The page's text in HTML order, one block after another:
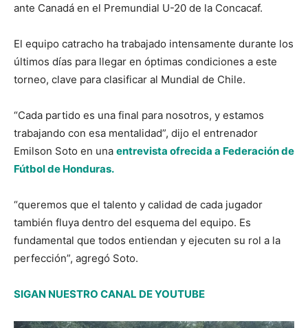
ante Canadá en el Premundial U-20 de la Concacaf.
El equipo catracho ha trabajado intensamente durante los
últimos días para llegar en óptimas condiciones a este
torneo, clave para clasificar al Mundial de Chile.
“Cada partido es una final para nosotros, y estamos
trabajando con esa mentalidad”, dijo el entrenador
Emilson Soto en una entrevista ofrecida a Federación de
Fútbol de Honduras.
“queremos que el talento y calidad de cada jugador
también fluya dentro del esquema del equipo. Es
fundamental que todos entiendan y ejecuten su rol a la
perfección”, agregó Soto.
SIGAN NUESTRO CANAL DE YOUTUBE